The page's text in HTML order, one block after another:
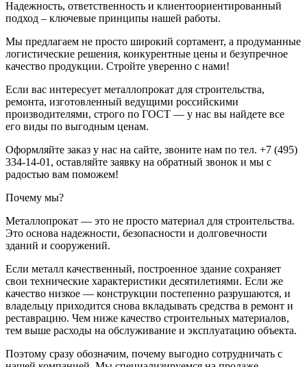
Надежность, ответственность и клиентоориентированный
подход – ключевые принципы нашей работы.
Мы предлагаем не просто широкий сортамент, а продуманные
логистические решения, конкурентные цены и безупречное
качество продукции. Стройте уверенно с нами!
Если вас интересует металлопрокат для строительства,
ремонта, изготовленный ведущими российскими
производителями, строго по ГОСТ — у нас вы найдете все
его виды по выгодным ценам.
Оформляйте заказ у нас на сайте, звоните нам по тел. +7 (495)
334-14-01, оставляйте заявку на обратный звонок и мы с
радостью вам поможем!
Почему мы?
Металлопрокат — это не просто материал для строительства.
Это основа надежности, безопасности и долговечности
зданий и сооружений.
Если металл качественный, построенное здание сохраняет
свои технические характеристики десятилетиями. Если же
качество низкое — конструкции постепенно разрушаются, и
владельцу приходится снова вкладывать средства в ремонт и
реставрацию. Чем ниже качество строительных материалов,
тем выше расходы на обслуживание и эксплуатацию объекта.
Поэтому сразу обозначим, почему выгодно сотрудничать с